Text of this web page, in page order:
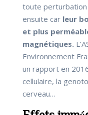
toute
ensuite car leur
et plus
magnétiques.
Environnement
un rapport en
cellulaire, la
cerveau…